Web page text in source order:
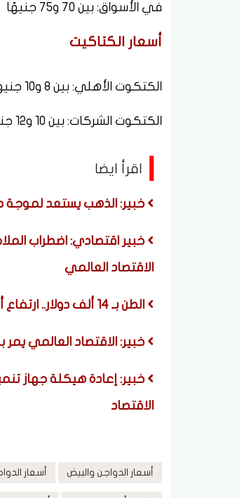
في الأسواق: بين 70 و75 جنيهًا
أسعار الكتاكيت
الكتكوت الأهلي: بين 8 و10 جنيهات
الكتكوت الشركات: بين 10 و12 جنيهًا
اقرأ ايضا
خبير: الذهب يستعد لموجة
خبير اقتصادي: اضطراب
الاقتصاد العالمي
الطن بـ 14 ألف دولار.. ارتفاع أسعار النحاس اليوم الجمعة 7 أغسطس 2026
خبير: الاقتصاد العالمي
خبير: إعادة هيكلة جهاز
الاقتصاد
أسعار الدواجن والبيض أسعار